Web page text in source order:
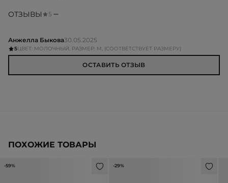
ОТЗЫВЫ 5
Анжелла Быкова30.05.2025
5ЦВЕТ: МОЛОЧНЫЙ, РАЗМЕР: M, (СООТВЕТСТВУЕТ РАЗМЕРУ)
ОСТАВИТЬ ОТЗЫВ
ПОХОЖИЕ ТОВАРЫ
-59% -29%